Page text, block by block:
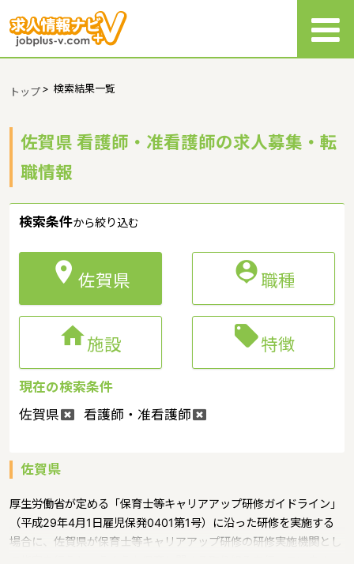
トップ> 検索結果一覧
佐賀県 看護師・准看護師の求人募集・転
職情報
検索条件から絞り込む
佐賀県 職種
施設 特徴
現在の検索条件
佐賀県
看護師・准看護師
佐賀県
厚生労働省が定める「保育士等キャリアアップ研修ガイドライン」
（平成29年4月1日雇児保発0401第1号）に沿った研修を実施する
場合に、佐賀県が保育士等キャリアアップ研修の研修実施機関とし